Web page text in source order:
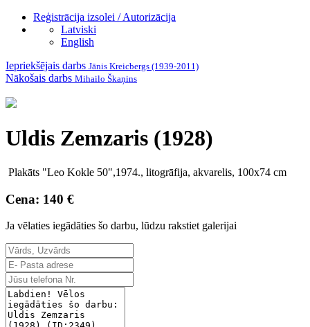
Reģistrācija izsolei / Autorizācija
Latviski
English
Iepriekšējais darbs Jānis Kreicbergs (1939-2011)
Nākošais darbs Mihailo Škaņins
Uldis Zemzaris (1928)
Plakāts "Leo Kokle 50",1974., litogrāfija, akvarelis, 100x74 cm
Cena: 140 €
Ja vēlaties iegādāties šo darbu, lūdzu rakstiet galerijai